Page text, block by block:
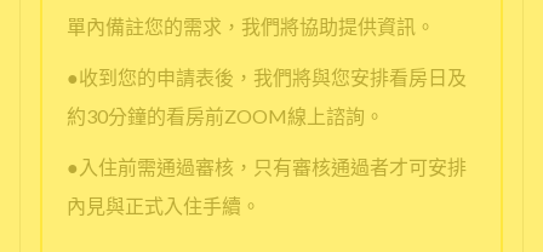
單內備註您的需求，我們將協助提供資訊。
●收到您的申請表後，我們將與您安排看房日及
約30分鐘的看房前ZOOM線上諮詢。
●入住前需通過審核，只有審核通過者才可安排
內見與正式入住手續。